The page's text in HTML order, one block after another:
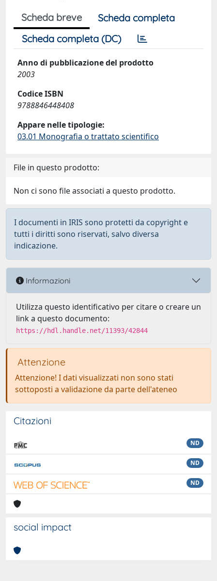
Scheda breve
Scheda completa
Scheda completa (DC)
Anno di pubblicazione del prodotto
2003
Codice ISBN
9788846448408
Appare nelle tipologie:
03.01 Monografia o trattato scientifico
File in questo prodotto:
Non ci sono file associati a questo prodotto.
I documenti in IRIS sono protetti da copyright e
tutti i diritti sono riservati, salvo diversa
indicazione.
Informazioni
Utilizza questo identificativo per citare o creare un
link a questo documento:
https://hdl.handle.net/11393/42844
Attenzione
Attenzione! I dati visualizzati non sono stati
sottoposti a validazione da parte dell'ateneo
Citazioni
ND
ND
ND
social impact